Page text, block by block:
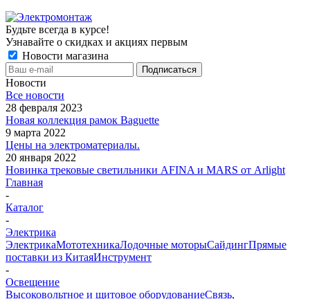
Будьте всегда в курсе!
Узнавайте о скидках и акциях первым
Новости магазина
Новости
Все новости
28 февраля 2023
Новая коллекция рамок Baguette
9 марта 2022
Цены на электроматериалы.
20 января 2022
Новинка трековые светильники AFINA и MARS от Arlight
Главная
-
Каталог
-
Электрика
ЭлектрикаМототехникаЛодочные моторыСайдингПрямые
поставки из КитаяИнструмент
-
Освещение
Высоковольтное и щитовое оборудованиеСвязь,